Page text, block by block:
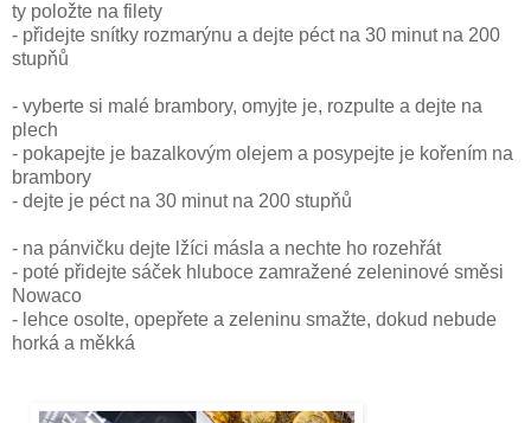
ty položte na filety
- přidejte snítky rozmarýnu a dejte péct na 30 minut na 200
stupňů
- vyberte si malé brambory, omyjte je, rozpulte a dejte na
plech
- pokapejte je bazalkovým olejem a posypejte je kořením na
brambory
- dejte je péct na 30 minut na 200 stupňů
- na pánvičku dejte lžíci másla a nechte ho rozehřát
- poté přidejte sáček hluboce zamražené zeleninové směsi
Nowaco
- lehce osolte, opepřete a zeleninu smažte, dokud nebude
horká a měkká